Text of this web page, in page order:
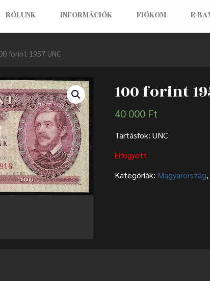
RÓLUNK INFORMÁCIÓK FIÓKOM E-
forint 1957 UNC
100 forint
40 000 Ft
Tartásfok: UNC
Elfogyott
Kategóriák: Magyarország,